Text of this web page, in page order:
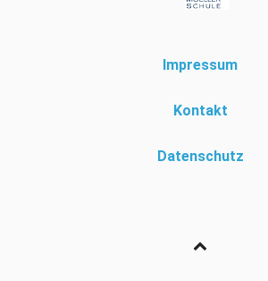
Impressum
Kontakt
Datenschutz